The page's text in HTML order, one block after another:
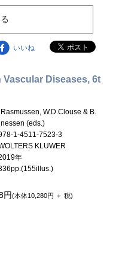
いいね
Diseases, 6t
W.D.Clouse & B.
(eds.)
1-4511-7523-3
KLUWER
年
円(本体10,280円 ＋ 税)